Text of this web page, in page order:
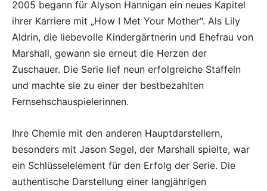
2005 begann für Alyson Hannigan ein neues Kapitel
ihrer Karriere mit „How I Met Your Mother“. Als Lily
Aldrin, die liebevolle Kindergärtnerin und Ehefrau von
Marshall, gewann sie erneut die Herzen der
Zuschauer. Die Serie lief neun erfolgreiche Staffeln
und machte sie zu einer der bestbezahlten
Fernsehschauspielerinnen.
Ihre Chemie mit den anderen Hauptdarstellern,
besonders mit Jason Segel, der Marshall spielte, war
ein Schlüsselelement für den Erfolg der Serie. Die
authentische Darstellung einer langjährigen